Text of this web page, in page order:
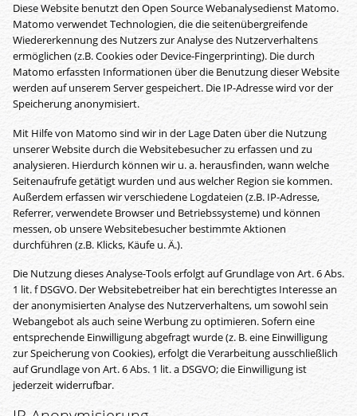
Diese Website benutzt den Open Source Webanalysedienst Matomo.
Matomo verwendet Technologien, die die seitenübergreifende
Wiedererkennung des Nutzers zur Analyse des Nutzerverhaltens
ermöglichen (z.B. Cookies oder Device-Fingerprinting). Die durch
Matomo erfassten Informationen über die Benutzung dieser Website
werden auf unserem Server gespeichert. Die IP-Adresse wird vor der
Speicherung anonymisiert.
Mit Hilfe von Matomo sind wir in der Lage Daten über die Nutzung
unserer Website durch die Websitebesucher zu erfassen und zu
analysieren. Hierdurch können wir u. a. herausfinden, wann welche
Seitenaufrufe getätigt wurden und aus welcher Region sie kommen.
Außerdem erfassen wir verschiedene Logdateien (z.B. IP-Adresse,
Referrer, verwendete Browser und Betriebssysteme) und können
messen, ob unsere Websitebesucher bestimmte Aktionen
durchführen (z.B. Klicks, Käufe u. Ä.).
Die Nutzung dieses Analyse-Tools erfolgt auf Grundlage von Art. 6 Abs.
1 lit. f DSGVO. Der Websitebetreiber hat ein berechtigtes Interesse an
der anonymisierten Analyse des Nutzerverhaltens, um sowohl sein
Webangebot als auch seine Werbung zu optimieren. Sofern eine
entsprechende Einwilligung abgefragt wurde (z. B. eine Einwilligung
zur Speicherung von Cookies), erfolgt die Verarbeitung ausschließlich
auf Grundlage von Art. 6 Abs. 1 lit. a DSGVO; die Einwilligung ist
jederzeit widerrufbar.